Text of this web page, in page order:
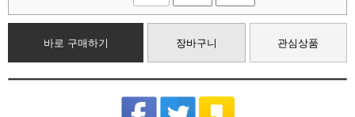
바로 구매하기 장바구니 관심상품